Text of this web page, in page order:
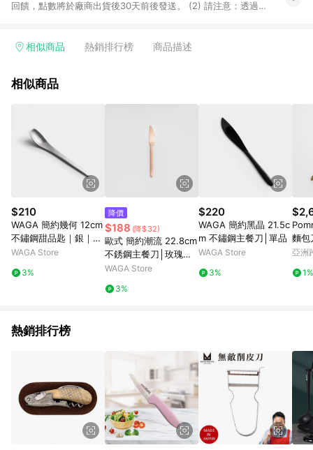
回饋，點數將於廠商出貨後30天前後發送。 (2) 請注意：透過
相似商品 熱銷排行榜 商品描述
相似商品
$210
WAGA 簡約幾何 12cm
不鏽鋼甜品匙｜銀｜單
品
WAGA Store
3%
降價
$188 (降$32)
歐式 簡約潮流 22.8cm
不銹鋼主餐刀│玫瑰金│
單品
WAGA Store
3%
$220
WAGA 簡約黑晶 21.5c
m 不鏽鋼主餐刀│單品
WAGA Store
3%
麵包
亞洲
1%
熱銷排行榜